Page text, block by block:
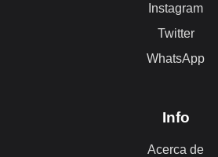
Instagram
Twitter
WhatsApp
Info
Acerca de